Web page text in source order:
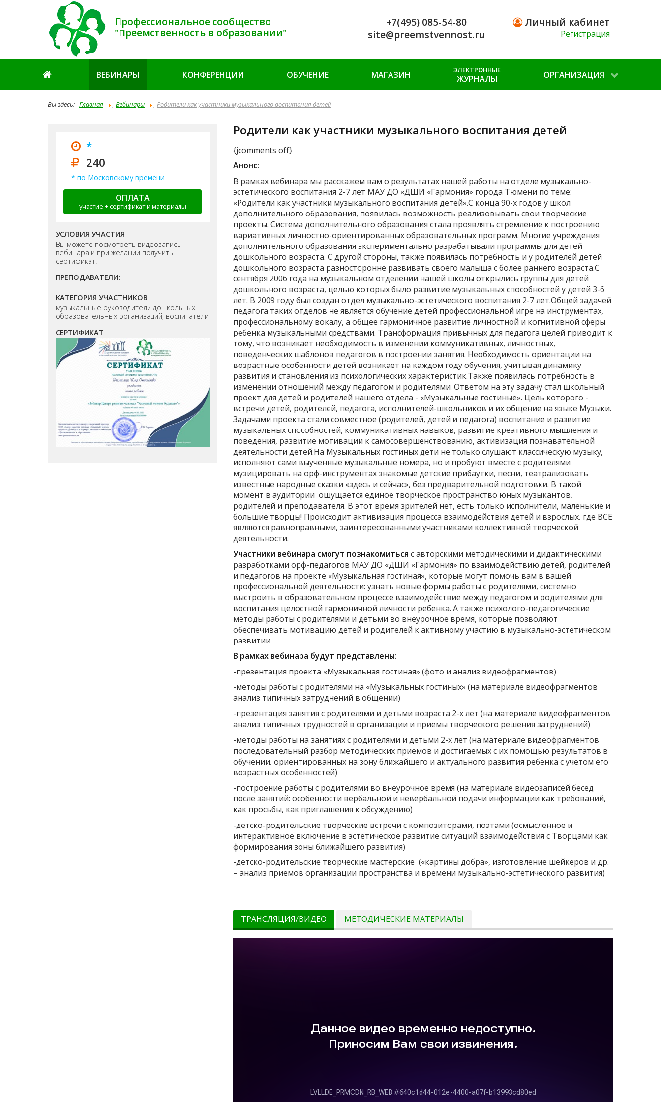
Профессиональное сообщество
"Преемственность в образовании"
+7(495) 085-54-80
site@preemstvennost.ru
Личный кабинет
Регистрация
ВЕБИНАРЫ КОНФЕРЕНЦИИ ОБУЧЕНИЕ МАГАЗИН ЭЛЕКТРОННЫЕ
ЖУРНАЛЫ ОРГАНИЗАЦИЯ
Вы здесь: Главная Вебинары Родители как участники музыкального воспитания детей
*
240
* по Московскому времени
ОПЛАТА
участие + сертификат и материалы
УСЛОВИЯ УЧАСТИЯ
Вы можете посмотреть видеозапись
вебинара и при желании получить
сертификат.
ПРЕПОДАВАТЕЛИ:
КАТЕГОРИЯ УЧАСТНИКОВ
музыкальные руководители дошкольных
образовательных организаций, воспитатели
СЕРТИФИКАТ
Родители как участники музыкального воспитания детей
{jcomments off}
Анонс:
В рамках вебинара мы расскажем вам о результатах нашей работы на отделе музыкально-
эстетического воспитания 2-7 лет МАУ ДО «ДШИ «Гармония» города Тюмени по теме:
«Родители как участники музыкального воспитания детей».С конца 90-х годов у школ
дополнительного образования, появилась возможность реализовывать свои творческие
проекты. Система дополнительного образования стала проявлять стремление к построению
вариативных личностно-ориентированных образовательных программ. Многие учреждения
дополнительного образования экспериментально разрабатывали программы для детей
дошкольного возраста. С другой стороны, также появилась потребность и у родителей детей
дошкольного возраста разносторонне развивать своего малыша с более раннего возраста.С
сентября 2006 года на музыкальном отделении нашей школы открылись группы для детей
дошкольного возраста, целью которых было развитие музыкальных способностей у детей 3-6
лет. В 2009 году был создан отдел музыкально-эстетического воспитания 2-7 лет.Общей задачей
педагога таких отделов не является обучение детей профессиональной игре на инструментах,
профессиональному вокалу, а общее гармоничное развитие личностной и когнитивной сферы
ребенка музыкальными средствами. Трансформация привычных для педагога целей приводит к
тому, что возникает необходимость в изменении коммуникативных, личностных,
поведенческих шаблонов педагогов в построении занятия. Необходимость ориентации на
возрастные особенности детей возникает на каждом году обучения, учитывая динамику
развития и становления из психологических характеристик.Также появилась потребность в
изменении отношений между педагогом и родителями. Ответом на эту задачу стал школьный
проект для детей и родителей нашего отдела - «Музыкальные гостиные». Цель которого -
встречи детей, родителей, педагога, исполнителей-школьников и их общение на языке Музыки.
Задачами проекта стали совместное (родителей, детей и педагога) воспитание и развитие
музыкальных способностей, коммуникативных навыков, развитие креативного мышления и
поведения, развитие мотивации к самосовершенствованию, активизация познавательной
деятельности детей.На Музыкальных гостиных дети не только слушают классическую музыку,
исполняют сами выученные музыкальные номера, но и пробуют вместе с родителями
музицировать на орф-инструментах знакомые детские прибаутки, песни, театрализовать
известные народные сказки «здесь и сейчас», без предварительной подготовки. В такой
момент в аудитории ощущается единое творческое пространство юных музыкантов,
родителей и преподавателя. В этот время зрителей нет, есть только исполнители, маленькие и
большие творцы! Происходит активизация процесса взаимодействия детей и взрослых, где ВСЕ
являются равноправными, заинтересованными участниками коллективной творческой
деятельности.
Участники вебинара смогут познакомиться с авторскими методическими и дидактическими
разработками орф-педагогов МАУ ДО «ДШИ «Гармония» по взаимодействию детей, родителей
и педагогов на проекте «Музыкальная гостиная», которые могут помочь вам в вашей
профессиональной деятельности: узнать новые формы работы с родителями, системно
выстроить в образовательном процессе взаимодействие между педагогом и родителями для
воспитания целостной гармоничной личности ребенка. А также психолого-педагогические
методы работы с родителями и детьми во внеурочное время, которые позволяют
обеспечивать мотивацию детей и родителей к активному участию в музыкально-эстетическом
развитии.
В рамках вебинара будут представлены:
-презентация проекта «Музыкальная гостиная» (фото и анализ видеофрагментов)
-методы работы с родителями на «Музыкальных гостиных» (на материале видеофрагментов
анализ типичных затруднений в общении)
-презентация занятия с родителями и детьми возраста 2-х лет (на материале видеофрагментов
анализ типичных трудностей в организации и приемы творческого решения затруднений)
-методы работы на занятиях с родителями и детьми 2-х лет (на материале видеофрагментов
последовательный разбор методических приемов и достигаемых с их помощью результатов в
обучении, ориентированных на зону ближайшего и актуального развития ребенка с учетом его
возрастных особенностей)
-построение работы с родителями во внеурочное время (на материале видеозаписей бесед
после занятий: особенности вербальной и невербальной подачи информации как требований,
как просьбы, как приглашения к обсуждению)
-детско-родительские творческие встречи с композиторами, поэтами (осмысленное и
интерактивное включение в эстетическое развитие ситуаций взаимодействия с Творцами как
формирования зоны ближайшего развития)
-детско-родительские творческие мастерские («картины добра», изготовление шейкеров и др.
– анализ приемов организации пространства и времени музыкально-эстетического развития)
ТРАНСЛЯЦИЯ/ВИДЕО МЕТОДИЧЕСКИЕ МАТЕРИАЛЫ